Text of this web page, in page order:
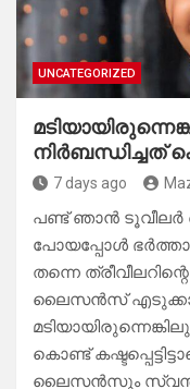
UNCATEGORIZED
നിർബന്ധിച്ചത്
7 days ago
പണ്ട് ഞാൻ
പോയപ്പോൾ
തന്നെ
ലൈസൻസ്
കൊണ്ട്
ലൈസൻസും